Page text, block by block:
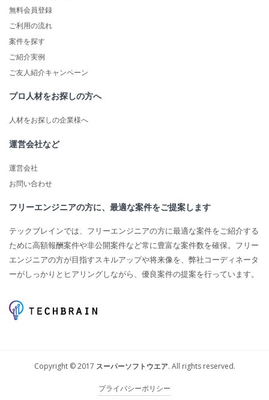
無料会員登録
ご利用の流れ
案件を探す
ご紹介実例
ご友人紹介キャンペーン
プロ人材をお探しの方へ
人材をお探しの企業様へ
運営会社など
運営会社
お問い合わせ
フリーエンジニアの方に、最適な案件をご提案します
テックブレインでは、フリーエンジニアの方に最適な案件をご紹介する
ために高額報酬案件や非公開案件など常に豊富な案件数を確保。フリー
エンジニアの方が目指すスキルアップや将来像を、弊社コーディネータ
ーがしっかりとヒアリングしながら、優良案件の提案を行っています。
Copyright © 2017 スーパーソフトウエア. All rights reserved.
プライバシーポリシー